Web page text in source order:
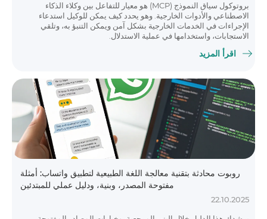
بروتوكول سياق النموذج (MCP) هو معيار للتفاعل بين وكلاء الذكاء
الاصطناعي والأدوات الخارجية. وهو يحدد كيف يمكن للوكيل استدعاء
الإجراءات في الخدمات الخارجية بشكل آمن ويمكن التنبؤ به، وتلقي
الاستجابات، واستخدامها في عملية الاستدلال.
اقرأ المزيد
روبوت محادثة بتقنية معالجة اللغة الطبيعية لتطبيق واتساب: أمثلة
مفتوحة المصدر، وبنية، ودليل عملي للمبتدئين
22.10.2025